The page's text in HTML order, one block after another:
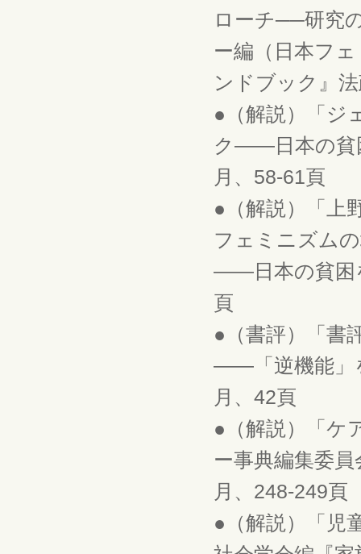
ローチ──研究
ー編（日本フ
ンドブック』
●（解説）「ジ
ク――日本の貧
月、58-61頁
●（解説）「上
フェミニズム
――日本の貧困
頁
●（書評）「書
――「逆機能」
月、42頁
●（解説）「ケ
ー事典編集委
月、248-249頁
●（解説）「児